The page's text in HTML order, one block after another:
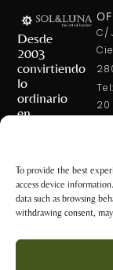
To provide the best
access device
data such as browsing
withdrawing consent,
Desde
2003
convirtiendo
lo
ordinario
en
C/
20
C/